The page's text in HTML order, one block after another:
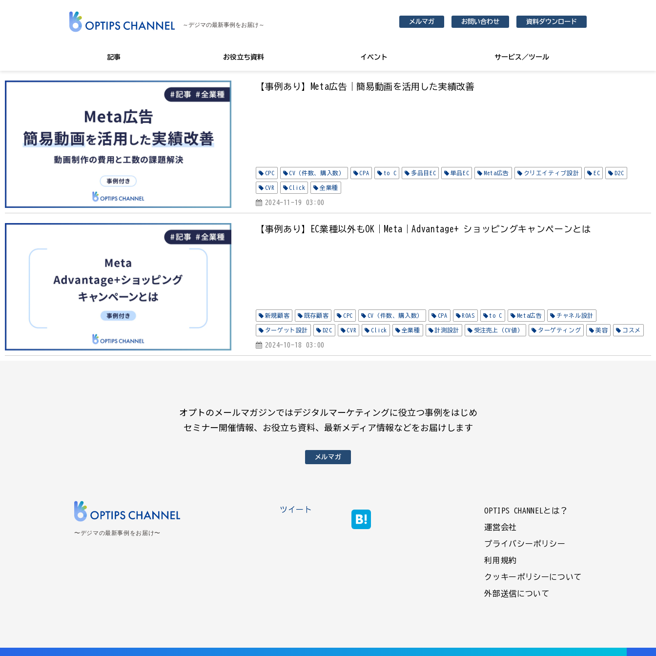
～デジマの最新事例をお届け～ メルマガ お問い合わせ 資料ダウンロード
記事 お役立ち資料 イベント サービス／ツール
【事例あり】Meta広告｜簡易動画を活用した実績改善
CPC CV（件数、購入数） CPA to C 多品目EC 単品EC Meta広告 クリエイティブ設計 EC D2C
CVR Click 全業種
2024-11-19 03:00
【事例あり】EC業種以外もOK｜Meta｜Advantage+ ショッピングキャンペーンとは
新規顧客 既存顧客 CPC CV（件数、購入数） CPA ROAS to C Meta広告 チャネル設計
ターゲット設計 D2C CVR Click 全業種 計測設計 受注売上（CV値） ターゲティング 美容 コスメ
2024-10-18 03:00
オプトのメールマガジンではデジタルマーケティングに役立つ事例をはじめ
セミナー開催情報、お役立ち資料、最新メディア情報などをお届けします
メルマガ
〜デジマの最新事例をお届け〜
ツイート OPTIPS CHANNELとは？
運営会社
プライバシーポリシー
利用規約
クッキーポリシーについて
外部送信について